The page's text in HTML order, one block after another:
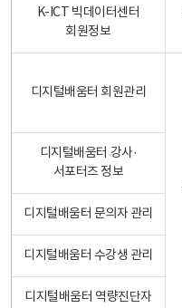
K-ICT 빅데이터센터
회원정보
디지털배움터 회원관리
디지털배움터 강사·
서포터즈 정보
디지털배움터 문의자 관리
디지털배움터 수강생 관리
디지털배움터 역량진단자